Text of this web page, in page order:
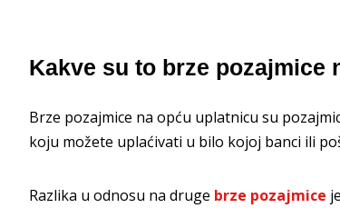
Kakve su to brze pozajmice
Brze pozajmice na opću uplatnicu su
koju možete uplaćivati u bilo kojoj banci ili
Razlika u odnosu na druge brze pozajmice